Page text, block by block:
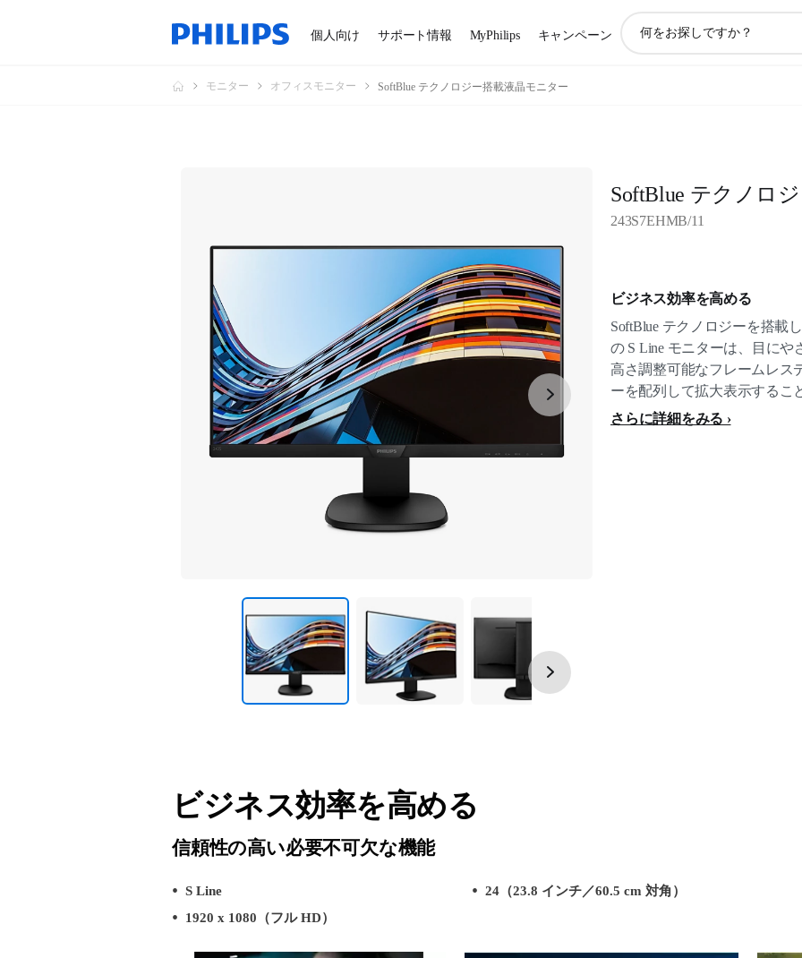
個人向け サポート情報 MyPhilips キャンペーン
索
モニター オフィスモニター SoftBlue テクノロジー搭載液晶モニター
SoftBlue テクノロ
243S7EHMB/11
ビジネス効率を高める
SoftBlue テクノロジーを搭載
の S Line モニターは、目に
高さ調整可能なフレームレス
ーを配列して拡大表示するこ
さらに詳細をみる
ビジネス効率を高める
信頼性の高い必要不可欠な機能
S Line
24（23.8 インチ／60.5 cm 対角）
1920 x 1080（フル HD）